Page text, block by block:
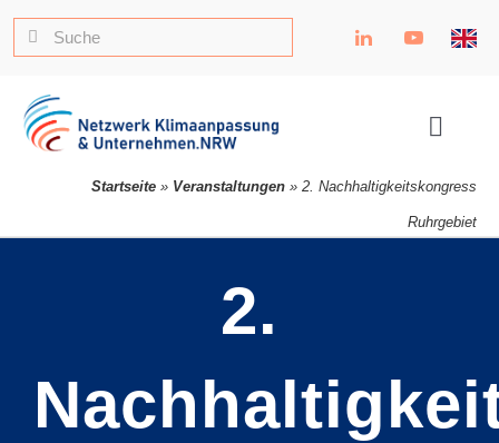
Zum
Inhalt
Suche
Toggle
Startseite » Veranstaltungen »2. Nachhaltigkeitskongress
Ruhrgebiet
2.